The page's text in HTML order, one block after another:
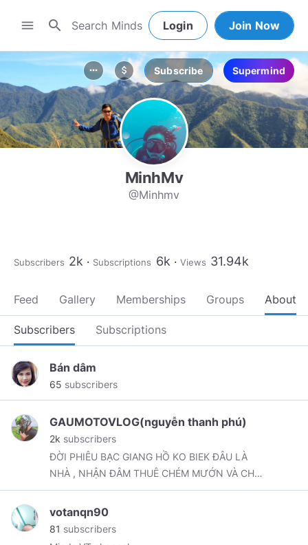
menu search Login Join Now
more_horiz attach_money Subscribe Supermind
MinhMv
@Minhmv
Subscribers 2k Subscriptions 6k Views 31.94k
Feed Gallery Memberships Groups About
Subscribers Subscriptions
Bán dâm
65 subscribers
GAUMOTOVLOG(nguyễn thanh phú)
2k subscribers
ĐỜI PHIÊU BẠC GIANG HỒ KO BIEK ĐÂU LÀ
NHÀ , NHẬN ĐÂM THUÊ CHÉM MƯỚN VÀ CHỞ
GÁI ĐI CHƠI
votanqn90
81 subscribers